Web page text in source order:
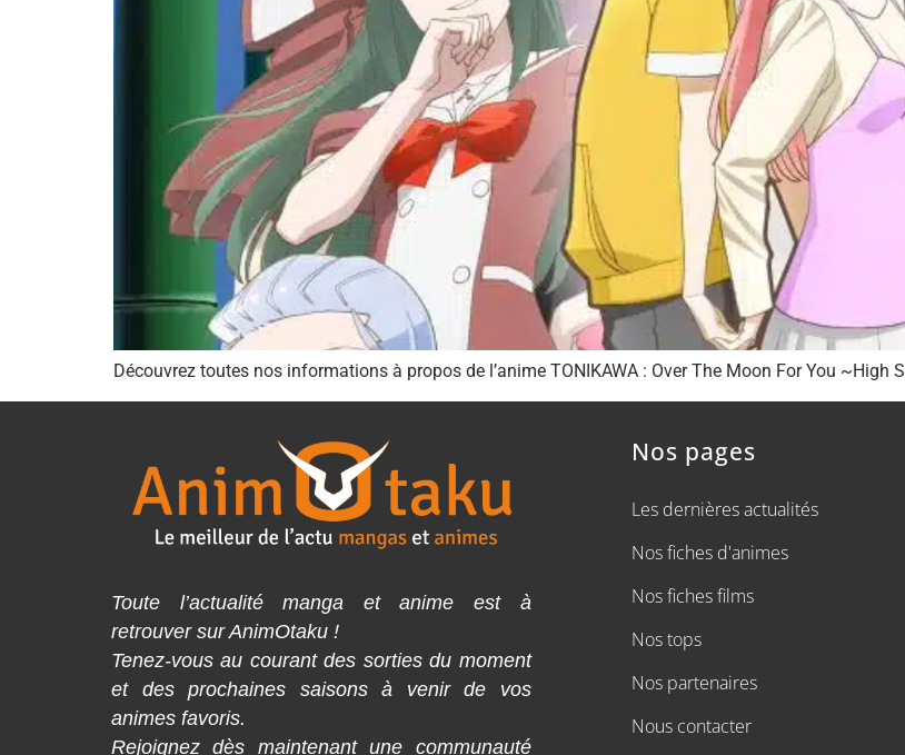
Découvrez toutes nos informations à propos de l’anime TONIKAWA : Over The Moon For You ~High
Toute l’actualité manga et anime est à
retrouver sur AnimOtaku !
Tenez-vous au courant des sorties du moment
et des prochaines saisons à venir de vos
animes favoris.
Rejoignez dès maintenant une communauté
Nos pages
Les dernières actualités
Nos fiches d'animes
Nos fiches films
Nos tops
Nos partenaires
Nous contacter